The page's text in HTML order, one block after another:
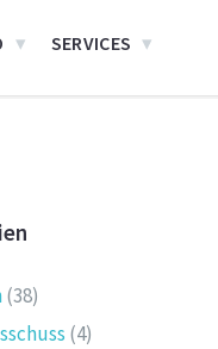
SERVICES
(38)
(4)